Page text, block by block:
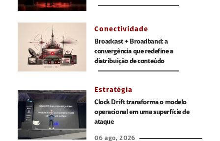
Conectividade
Broadcast + Broadband: a
convergência que redefine a
distribuição de conteúdo
Estratégia
Clock Drift transforma o modelo
operacional em uma superfície de
ataque
06 ago, 2026